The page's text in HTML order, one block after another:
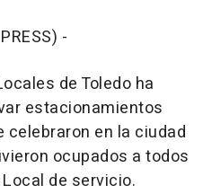
-
de Toledo ha
estacionamientos
celebraron en la ciudad
ocupados a todos
de servicio.